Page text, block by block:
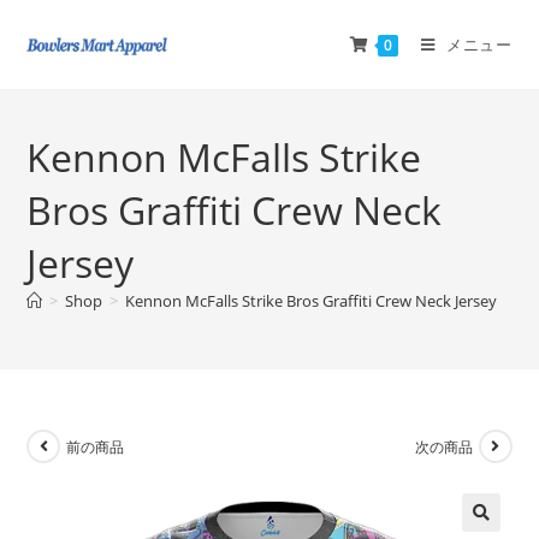
0 メニュー
Kennon McFalls Strike
Bros Graffiti Crew Neck
Jersey
> Shop > Kennon McFalls Strike Bros Graffiti Crew Neck Jersey
前の商品 次の商品